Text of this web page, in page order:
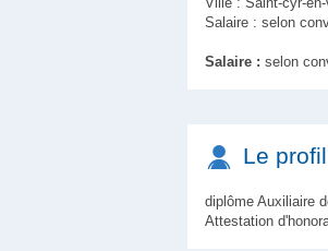
Salaire : selon
Salaire : selon
Le profil
diplôme Auxiliaire
Attestation